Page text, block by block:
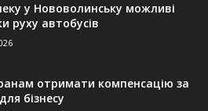
у Нововолинську можливі
руху автобусів
отримати компенсацію за
бізнесу